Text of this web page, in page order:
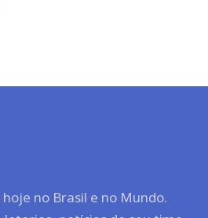
no Brasil e no Mundo.